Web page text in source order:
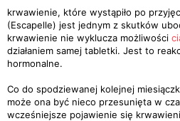
krwawienie, które wystąpiło po
(Escapelle) jest jednym z skutków
krwawienie nie wyklucza możliwości
działaniem samej tabletki. Jest to
hormonalne.
Co do spodziewanej kolejnej
może ona być nieco przesunięta w
wcześniejsze pojawienie się